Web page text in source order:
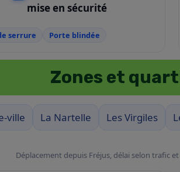
mise en sécurité
serrure Porte blindée
Zones et
ville La Nartelle Les Virgiles
Déplacement depuis Fréjus, délai selon trafic